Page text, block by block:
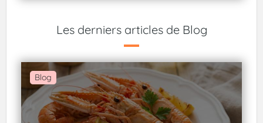
Les derniers articles de Blog
Blog